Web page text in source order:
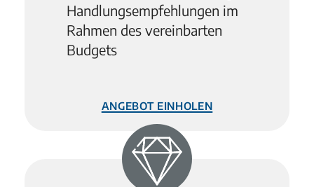
Handlungsempfehlungen im
Rahmen des vereinbarten
Budgets
Angebot einholen